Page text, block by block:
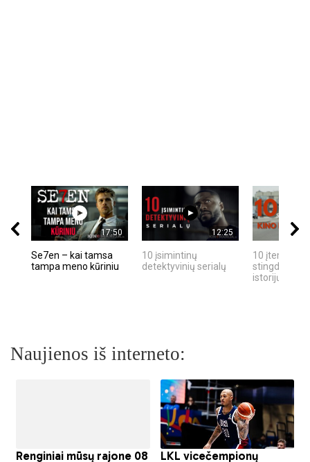
17:50
Se7en – kai tamsa
tampa meno kūriniu
12:25
10 įsimintinų
detektyvinių serialų
10 įtemptų,
stingdančių
istorijų
Naujienos iš interneto: